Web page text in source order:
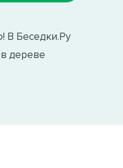
В Беседки.Ру
дереве